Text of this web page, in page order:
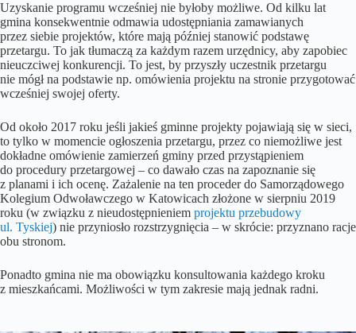
Uzyskanie programu wcześniej nie byłoby możliwe. Od kilku lat
gmina konsekwentnie odmawia udostępniania zamawianych
przez siebie projektów, które mają później stanowić podstawę
przetargu. To jak tłumaczą za każdym razem urzędnicy, aby zapobiec
nieuczciwej konkurencji. To jest, by przyszły uczestnik przetargu
nie mógł na podstawie np. omówienia projektu na stronie przygotować
wcześniej swojej oferty.
Od około 2017 roku jeśli jakieś gminne projekty pojawiają się w sieci,
to tylko w momencie ogłoszenia przetargu, przez co niemożliwe jest
dokładne omówienie zamierzeń gminy przed przystąpieniem
do procedury przetargowej – co dawało czas na zapoznanie się
z planami i ich ocenę. Zażalenie na ten proceder do Samorządowego
Kolegium Odwoławczego w Katowicach złożone w sierpniu 2019
roku (w związku z nieudostępnieniem projektu przebudowy
ul. Tyskiej) nie przyniosło rozstrzygnięcia – w skrócie: przyznano racje
obu stronom.
Ponadto gmina nie ma obowiązku konsultowania każdego kroku
z mieszkańcami. Możliwości w tym zakresie mają jednak radni.